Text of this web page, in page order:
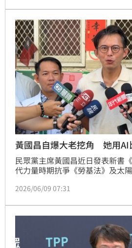
黃國昌自爆大老挖角 她用AI
民眾黨主席黃國昌近日發表新書
代力量時期抗爭《勞基法》及太
份量的「大公司前輩」催生這本
國昌所言，利用AI對比黃國昌提
言「極可能是拼貼誇大或邏輯上
2026/06/09 07:31